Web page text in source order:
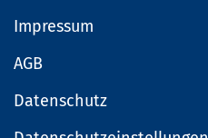
Impressum
AGB
Datenschutz